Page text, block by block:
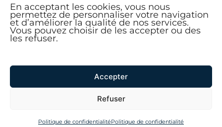
En acceptant les cookies, vous nous
permettez de personnaliser votre navigation
et d’améliorer la qualité de nos services.
Vous pouvez choisir de les accepter ou des
les refuser.
Accepter
Refuser
Politique de confidentialitéPolitique de confidentialité
RESSOURCES
À PROPOS
CONTACT